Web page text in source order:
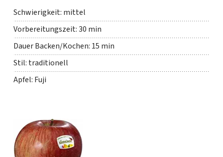
Schwierigkeit: mittel
Vorbereitungszeit: 30 min
Dauer Backen/Kochen: 15 min
Stil: traditionell
Apfel: Fuji